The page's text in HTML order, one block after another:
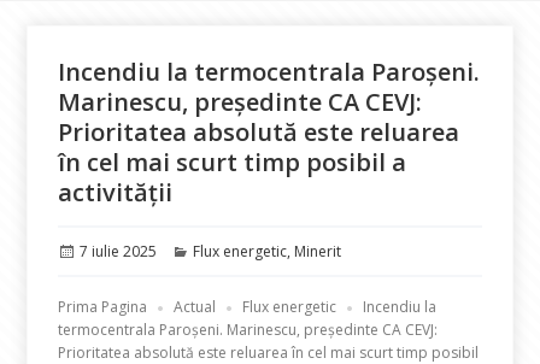
Incendiu la termocentrala Paroșeni.
Marinescu, președinte CA CEVJ:
Prioritatea absolută este reluarea
în cel mai scurt timp posibil a
activității
Publicat
7 iulie 2025 Categorii
Flux energetic, Minerit
Prima Pagina Actual Flux energetic
Incendiu la
termocentrala Paroșeni. Marinescu, președinte CA CEVJ:
Prioritatea absolută este reluarea în cel mai scurt timp posibil